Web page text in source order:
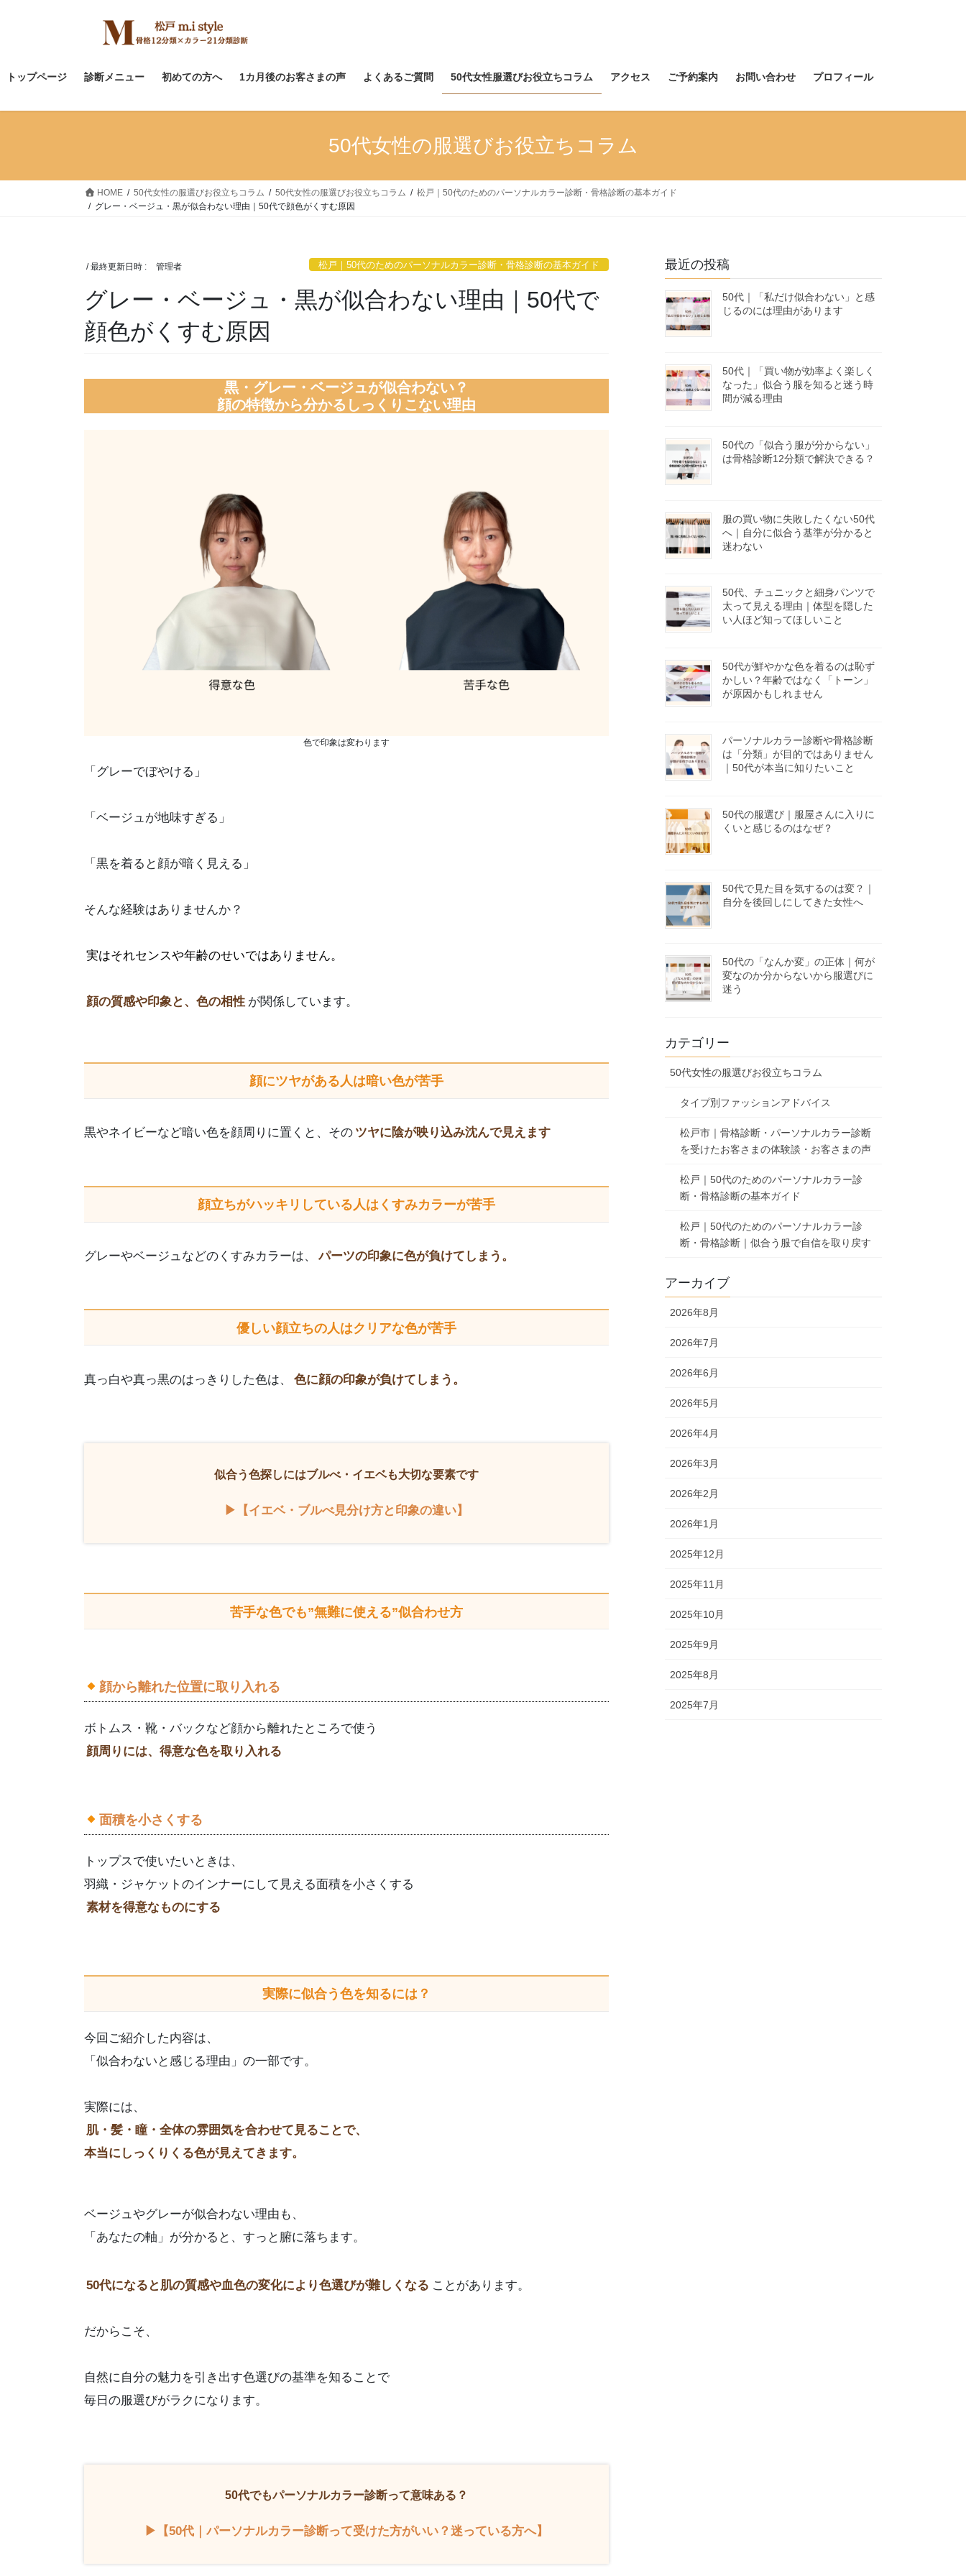
ツ
ス
シ
ン
トップページ 診断メニュー 初めての方へ 1カ月後のお客さまの声 よくあるご質問 50代女性服選びお役立ちコラム アクセス ご予約案内 お問い合わせ プロフィール
50代女性の服選びお役立ちコラム
HOME 50代女性の服選びお役立ちコラム 50代女性の服選びお役立ちコラム
松戸｜50代のためのパーソナルカラー診断・骨格診断の基本ガイド
グレー・ベージュ・黒が似合わない理由｜50代で顔色がくすむ原因
/ 最終更新日時 : 管理者 松戸｜50代のためのパーソナルカラー診断・骨格診断の基本ガイド
グレー・ベージュ・黒が似合わない理由｜50代で
顔色がくすむ原因
黒・グレー・ベージュが似合わない？
顔の特徴から分かる しっくりこない理由
色で印象は変わります
「グレーでぼやける」
「ベージュが地味すぎる」
「黒を着ると顔が暗く見える」
そんな経験はありませんか？
実はそれセンスや年齢のせいではありません。
顔の質感や印象と、色の相性 が関係しています。
顔にツヤがある人は 暗い色が苦手
黒やネイビーなど暗い色を顔周りに置くと、その ツヤに陰が映り込み沈んで見えます
顔立ちがハッキリしている人は くすみカラーが苦手
グレーやベージュなどのくすみカラーは、 パーツの印象に色が負けてしまう。
優しい顔立ちの人はクリアな色が苦手
真っ白や真っ黒のはっきりした色は、 色に顔の印象が負けてしまう。
似合う色探しにはブルべ・イエベも大切な要素です
▶【イエベ・ブルべ見分け方と印象の違い】
苦手な色でも”無難に使える”似合わせ方
顔から離れた位置に取り入れる
ボトムス・靴・バックなど顔から離れたところで使う
顔周りには、得意な色を取り入れる
面積を小さくする
トップスで使いたいときは、
羽織・ジャケットのインナーにして見える面積を小さくする
素材を得意なものにする
実際に似合う色を知るには？
今回ご紹介した内容は、
「似合わないと感じる理由」の一部です。
実際には、
肌・髪・瞳・全体の雰囲気を合わせて見ることで、
本当にしっくりくる色が見えてきます。
ベージュやグレーが似合わない理由も、
「あなたの軸」が分かると、すっと腑に落ちます。
50代になると肌の質感や血色の変化により色選びが難しくなる ことがあります。
だからこそ、
自然に自分の魅力を引き出す色選びの基準を知ることで
毎日の服選びがラクになります。
50代でもパーソナルカラー診断って意味ある？
▶【50代｜パーソナルカラー診断って受けた方がいい？迷っている方へ】
最近の投稿
50代｜「私だけ似合わない」と感
じるのには理由があります
50代｜「買い物が効率よく楽しく
なった」似合う服を知ると迷う時
間が減る理由
50代の「似合う服が分からない」
は骨格診断12分類で解決できる？
服の買い物に失敗したくない50代
へ｜自分に似合う基準が分かると
迷わない
50代、チュニックと細身パンツで
太って見える理由｜体型を隠した
い人ほど知ってほしいこと
50代が鮮やかな色を着るのは恥ず
かしい？年齢ではなく「トーン」
が原因かもしれません
パーソナルカラー診断や骨格診断
は「分類」が目的ではありません
｜50代が本当に知りたいこと
50代の服選び｜服屋さんに入りに
くいと感じるのはなぜ？
50代で見た目を気するのは変？｜
自分を後回しにしてきた女性へ
50代の「なんか変」の正体｜何が
変なのか分からないから服選びに
迷う
カテゴリー
50代女性の服選びお役立ちコラム
タイプ別ファッションアドバイス
松戸市｜骨格診断・パーソナルカラー診断
を受けたお客さまの体験談・お客さまの声
松戸｜50代のためのパーソナルカラー診
断・骨格診断の基本ガイド
松戸｜50代のためのパーソナルカラー診
断・骨格診断｜似合う服で自信を取り戻す
アーカイブ
2026年8月
2026年7月
2026年6月
2026年5月
2026年4月
2026年3月
2026年2月
2026年1月
2025年12月
2025年11月
2025年10月
2025年9月
2025年8月
2025年7月